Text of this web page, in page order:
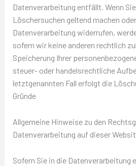
Datenverarbeitung entfällt. Wenn
Löschersuchen geltend machen
Datenverarbeitung widerrufen,
sofern wir keine anderen rechtlich
Speicherung Ihrer
steuer- oder handelsrechtliche
letztgenannten Fall erfolgt die
Gründe
Allgemeine Hinweise zu den
Datenverarbeitung auf dieser
Sofern Sie in die Datenverarbeitung